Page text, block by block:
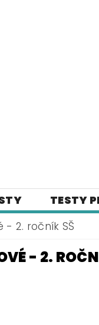
TESTY
CITÁTY
- 2. ročník SŠ
- 2.